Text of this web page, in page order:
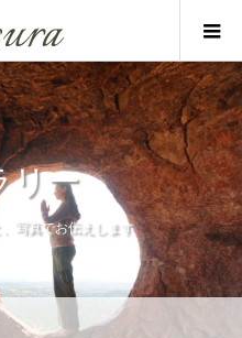
リー
写真でお伝えします